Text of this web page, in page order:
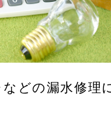
どの漏水修理